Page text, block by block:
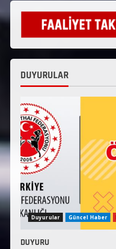
DUYURULAR
Duyurular Güncel Haber
DUYURU